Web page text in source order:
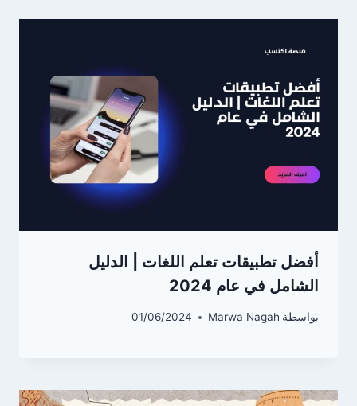
أفضل تطبيقات تعلم اللغات | الدليل
الشامل في عام 2024
بواسطة Marwa Nagah
01/06/2024